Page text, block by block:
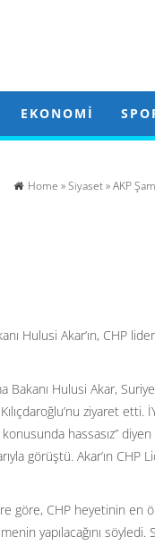
EKONOMI
Home »Siyaset» AKP
Akar’ın, CHP lideri
Bakanı Hulusi Akar,
ziyaret etti.
hassasız”
görüştü. Akar’ın CHP
göre, CHP heyetinin en
yapılacağını söyledi.